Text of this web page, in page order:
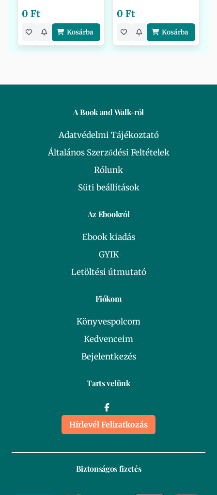
0 Ft
Kosárba
0 Ft
Kosárba
A Book and Walk-ról
Adatvédelmi Tájékoztató
Általános Szerződési Feltételek
Rólunk
Süti beállítások
Az Ebookról
Ebook kiadás
GYIK
Letöltési útmutató
Fiókom
Könyvespolcom
Kedvenceim
Bejelentkezés
Tarts velünk
Hírlevél Feliratkozás
Biztonságos fizetés